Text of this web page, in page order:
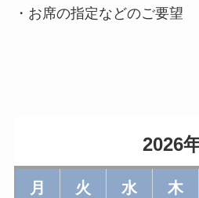
・お席の指定などのご要望
月 火 水 木